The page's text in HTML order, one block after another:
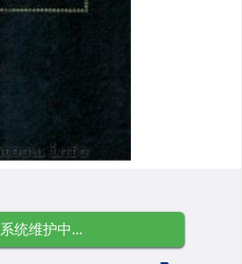
系统维护中...